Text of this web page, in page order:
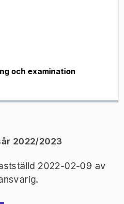
och examination
2022/2023
2022-02-09 av